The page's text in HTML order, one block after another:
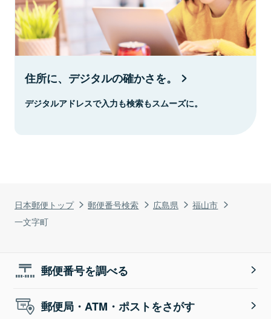
日本郵便トップ 郵便番号検索 広島県
福山市
一文字町
住所に、デジタルの確かさを。
デジタルアドレスで入力も検索もスムーズに。
郵便番号を調べる
郵便局・ATM・ポストをさがす